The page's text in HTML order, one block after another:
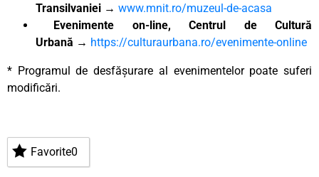
Transilvaniei → www.mnit.ro/muzeul-de-acasa
Evenimente on-line, Centrul de Cultură
Urbană → https://culturaurbana.ro/evenimente-online
* Programul de desfășurare al evenimentelor poate suferi
modificări.
Favorite0